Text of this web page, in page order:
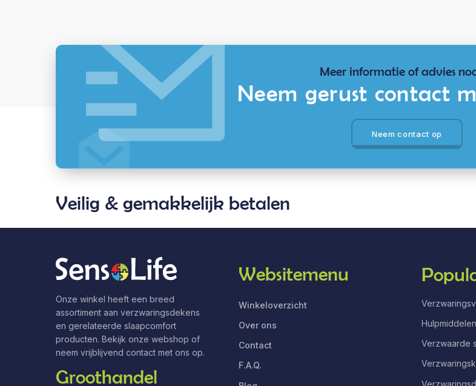
Meer informatie of advies
Neem gerust contact
Neem contact op
Veilig & gemakkelijk betalen
Onze winkel heeft een breed
assortiment aan verzwaringsdekens
en gerelateerde slaapcomfort
producten. Bekijk onze webshop of
neem vrijblijvend contact met ons op.
Groothandel
Websitemenu
Winkeloverzicht
Over ons
Contact
F.A.Q.
Verzwaarde